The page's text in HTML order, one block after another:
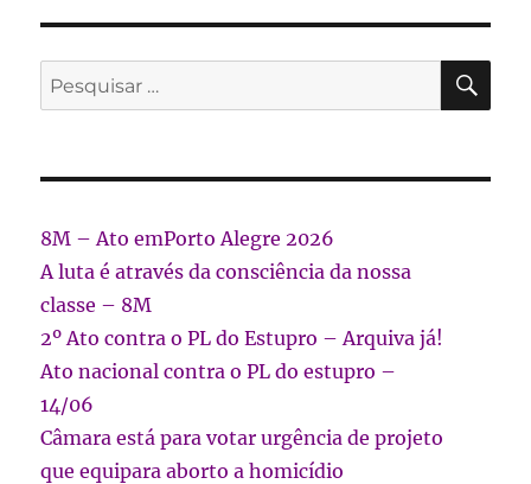
Pesquisar
por:
8M – Ato emPorto Alegre 2026
A luta é através da consciência da nossa
classe – 8M
2º Ato contra o PL do Estupro – Arquiva já!
Ato nacional contra o PL do estupro –
14/06
Câmara está para votar urgência de projeto
que equipara aborto a homicídio